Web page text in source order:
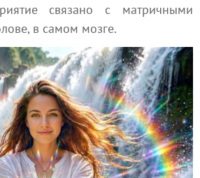
связано с матричными
в самом мозге.